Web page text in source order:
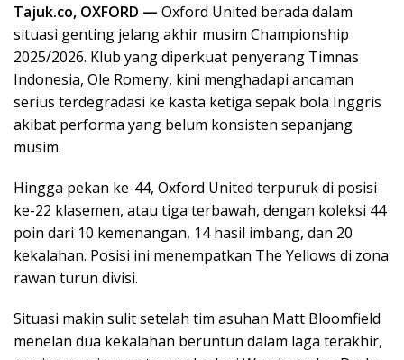
Tajuk.co, OXFORD — Oxford United berada dalam
situasi genting jelang akhir musim Championship
2025/2026. Klub yang diperkuat penyerang Timnas
Indonesia, Ole Romeny, kini menghadapi ancaman
serius terdegradasi ke kasta ketiga sepak bola Inggris
akibat performa yang belum konsisten sepanjang
musim.
Hingga pekan ke-44, Oxford United terpuruk di posisi
ke-22 klasemen, atau tiga terbawah, dengan koleksi 44
poin dari 10 kemenangan, 14 hasil imbang, dan 20
kekalahan. Posisi ini menempatkan The Yellows di zona
rawan turun divisi.
Situasi makin sulit setelah tim asuhan Matt Bloomfield
menelan dua kekalahan beruntun dalam laga terakhir,